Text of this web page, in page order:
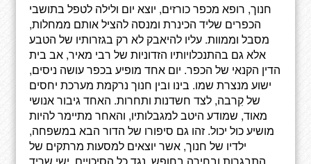
חנוך, רופא מכפר כורזים, יוצא יום ולילה לטפל בתושבי
הכפרים שליד הכינרת ומנסה להציל אותם ממחלות,
מסבל וממוות. עליו להיאבק לא רק בגזרותיו של הטבע
אלא גם בהתנכלויותיו הזדוניות של רבי מאיר, אב בית
הדין הקנאי של הכפר. יום אחד מופיע בכפר עושה ניסים,
ישוע מנצרת שמו. בינו ובין חנוך נרקמת מערכת יחסים
של קִרבה, לצד חשדנות ותחרות. האחד גיבור אנושי
מאוד, שמודע היטב למגבלותיו, והאחר מתיימר להיות
מושיע כול יכול. זהו גם סיפורו של הדור הבא במשפחה,
ילדיו של חנוך, אשר יוצאים למסעות מרתקים של